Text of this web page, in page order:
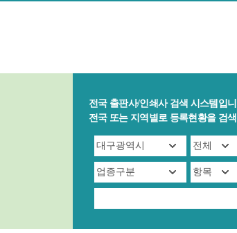
전국 출판사/인쇄사 검색 시스템입
전국 또는 지역별로 등록현황을 검